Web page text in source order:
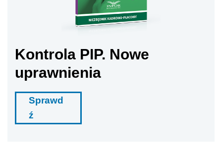
Kontrola PIP. Nowe
uprawnienia
Sprawd
ź